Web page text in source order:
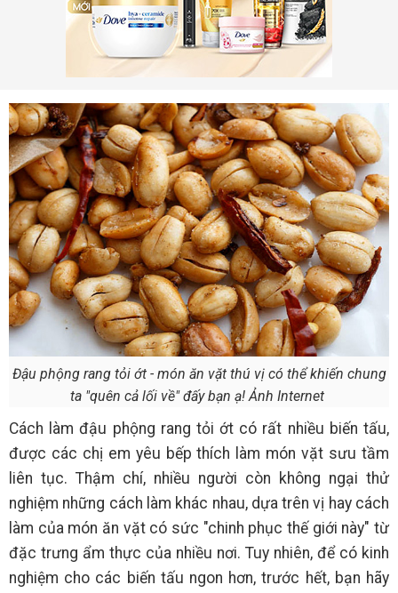
Đậu phộng rang tỏi ớt - món ăn vặt thú vị có thể khiến chung
ta "quên cả lối về" đấy bạn ạ! Ảnh Internet
Cách làm đậu phộng rang tỏi ớt có rất nhiều biến tấu,
được các chị em yêu bếp thích làm món vặt sưu tầm
liên tục. Thậm chí, nhiều người còn không ngại thử
nghiệm những cách làm khác nhau, dựa trên vị hay cách
làm của món ăn vặt có sức "chinh phục thế giới này" từ
đặc trưng ẩm thực của nhiều nơi. Tuy nhiên, để có kinh
nghiệm cho các biến tấu ngon hơn, trước hết, bạn hãy